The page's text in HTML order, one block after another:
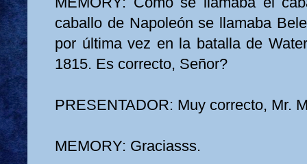
caballo de Napoleón se llamaba
por última vez en la batalla de
1815. Es correcto, Señor?
PRESENTADOR: Muy correcto, Mr.
MEMORY: Graciasss.